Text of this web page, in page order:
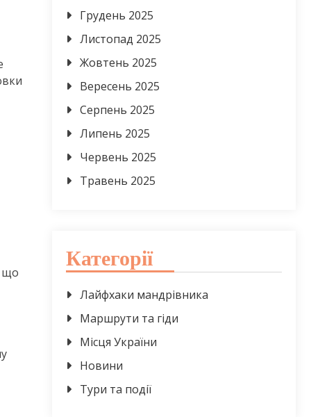
що
Грудень 2025
Листопад 2025
Жовтень 2025
Вересень 2025
Серпень 2025
Липень 2025
Червень 2025
Травень 2025
Категорії
Лайфхаки мандрівника
Маршрути та гіди
Місця України
Новини
Тури та події